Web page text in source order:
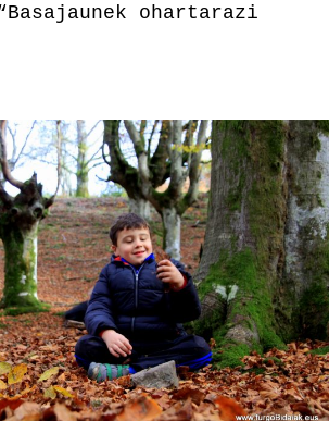
ohartarazi